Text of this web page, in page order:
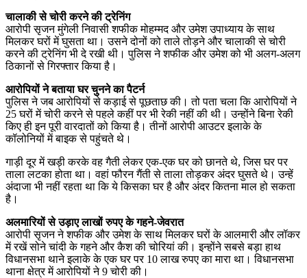
चालाकी से चोरी करने की ट्रेनिंग
आरोपी सृजन मुंगेली निवासी शफीक मोहम्मद और उमेश उपाध्याय के साथ
मिलकर घरों में घुसता था। उसने दोनों को ताले तोड़ने और चालाकी से चोरी
करने की ट्रेनिंग भी दे रखी थी। पुलिस ने शफीक और उमेश को भी अलग-अलग
ठिकानों से गिरफ्तार किया है।
आरोपियों ने बताया घर चुनने का पैटर्न
पुलिस ने जब आरोपियों से कड़ाई से पूछताछ की। तो पता चला कि आरोपियों ने
25 घरों में चोरी करने से पहले कहीं पर भी रेकी नहीं की थी। उन्होंने बिना रेकी
किए ही इन पूरी वारदातों को किया है। तीनों आरोपी आउटर इलाके के
कॉलोनियों में बाइक से पहुंचते थे।
गाड़ी दूर में खड़ी करके वह गैती लेकर एक-एक घर को छानते थे, जिस घर पर
ताला लटका होता था। वहां फौरन गैंती से ताला तोड़कर अंदर घुसते थे। उन्हें
अंदाजा भी नहीं रहता था कि ये किसका घर है और अंदर कितना माल हो सकता
है।
अलमारियों से उड़ाए लाखों रुपए के गहने-जेवरात
आरोपी सृजन ने शफीक और उमेश के साथ मिलकर घरों के आलमारी और लॉकर
में रखें सोने चांदी के गहने और कैश की चोरियां की। इन्होंने सबसे बड़ा हाथ
विधानसभा थाने इलाके के एक घर पर 10 लाख रुपए का मारा था। विधानसभा
थाना क्षेत्र में आरोपियों ने 9 चोरी की।